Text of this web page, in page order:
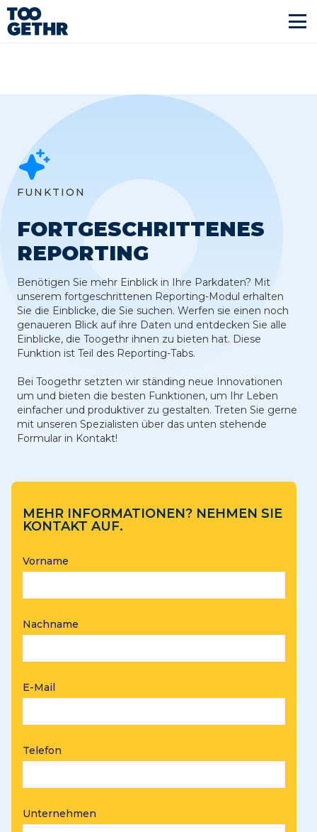
FUNKTION
FORTGESCHRITTENES
REPORTING
Benötigen Sie mehr Einblick in Ihre Parkdaten? Mit
unserem fortgeschrittenen Reporting-Modul erhalten
Sie die Einblicke, die Sie suchen. Werfen sie einen noch
genaueren Blick auf ihre Daten und entdecken Sie alle
Einblicke, die Toogethr ihnen zu bieten hat. Diese
Funktion ist Teil des Reporting-Tabs.
Bei Toogethr setzten wir ständing neue Innovationen
um und bieten die besten Funktionen, um Ihr Leben
einfacher und produktiver zu gestalten. Treten Sie gerne
mit unseren Spezialisten über das unten stehende
Formular in Kontakt!
MEHR INFORMATIONEN? NEHMEN SIE
KONTAKT AUF.
Vorname
Nachname
E-Mail
Telefon
Unternehmen